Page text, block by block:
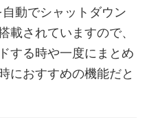
動でシャットダウン
載されていますので、
する時や一度にまとめ
におすすめの機能だと